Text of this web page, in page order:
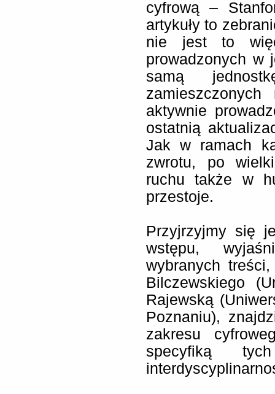
cyfrową –
artykuły to
nie jest to
prowadzonych w
samą
aktywnie
ostatnią
Jak w ramach
zwrotu, po
ruchu także w
przestoje.
Przyjrzyjmy się
wstępu,
wybranych
Bilczewskiego
Rajewską
Poznaniu),
zakresu
specyfiką